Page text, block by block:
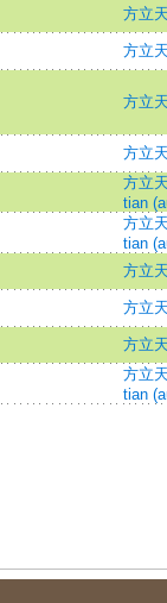
方立
方立
方立
方立
方立
tian
方立
tian
方立
方立
方立
方立
tian